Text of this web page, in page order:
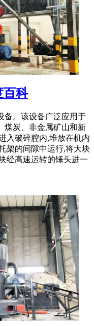
百科
备。该设备广泛应用于
煤炭、非金属矿山和新
入破碎腔内,堆放在机内
架的间隙中运行,将大块
经高速运转的锤头进一